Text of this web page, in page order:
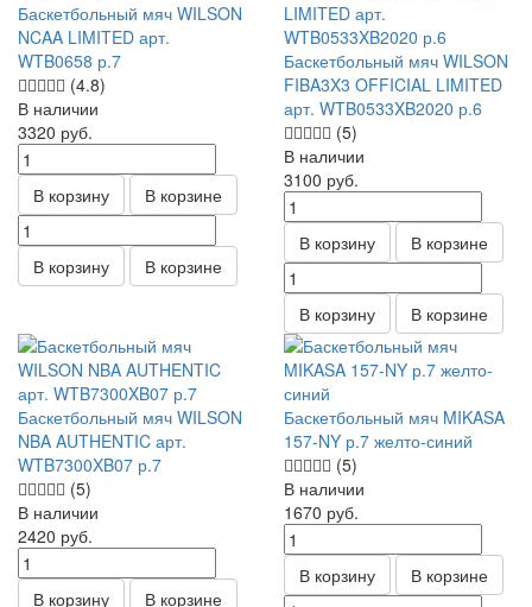
Баскетбольный мяч WILSON
NCAA LIMITED арт.
WTB0658 р.7
(4.8)
В наличии
3320 руб.
В корзину В корзине
В корзину В корзине
Баскетбольный мяч WILSON
FIBA3X3 OFFICIAL LIMITED
арт. WTB0533XB2020 р.6
(5)
В наличии
3100 руб.
В корзину В корзине
В корзину В корзине
Баскетбольный мяч WILSON
NBA AUTHENTIC арт.
WTB7300XB07 р.7
(5)
В наличии
2420 руб.
В корзину В корзине
Баскетбольный мяч MIKASA
157-NY р.7 желто-синий
(5)
В наличии
1670 руб.
В корзину В корзине